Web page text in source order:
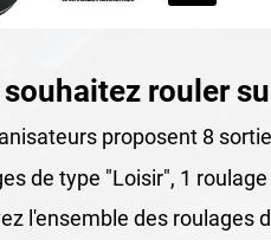
rouler
proposent 8
de type "Loisir", 1
l'ensemble des roulages